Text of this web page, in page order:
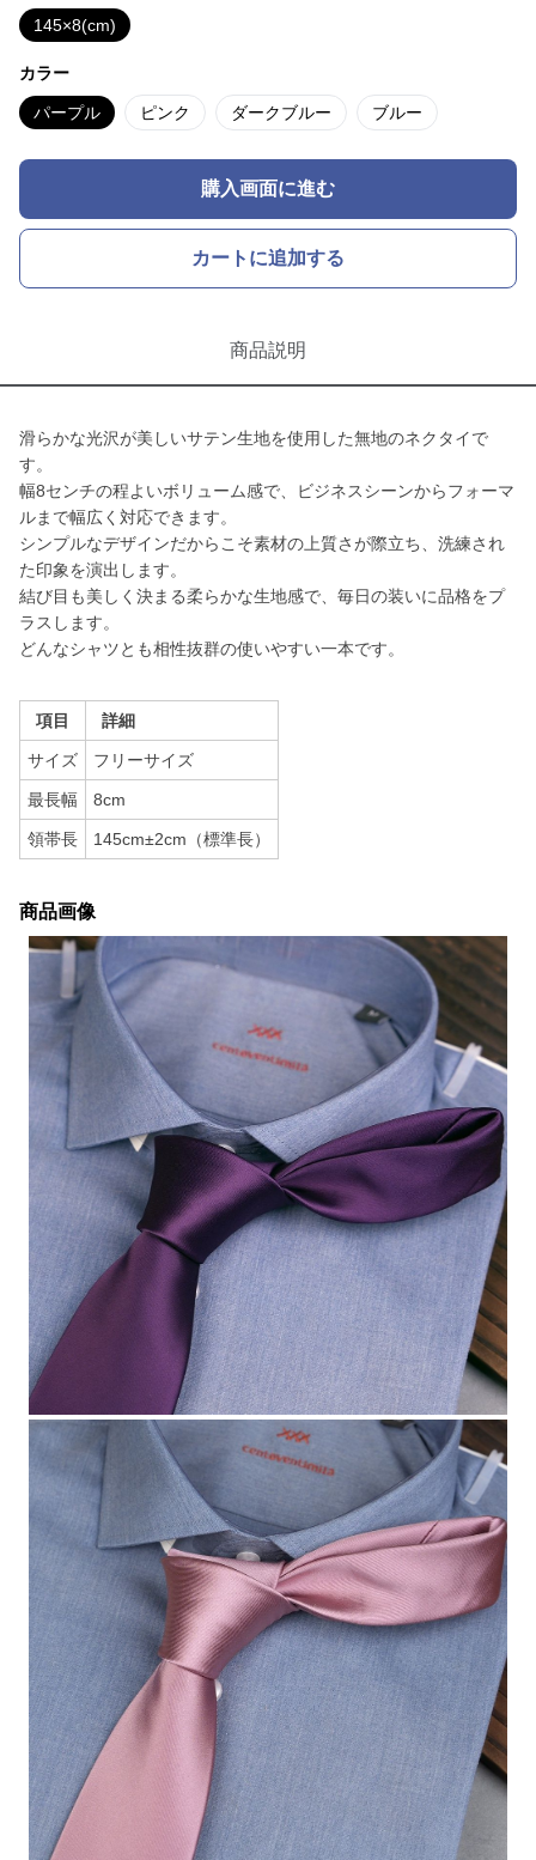
145×8(cm)
カラー
パープル ピンク ダークブルー ブルー
購入画面に進む
カートに追加する
商品説明
滑らかな光沢が美しいサテン生地を使用した無地のネクタイで
す。
幅8センチの程よいボリューム感で、ビジネスシーンからフォーマ
ルまで幅広く対応できます。
シンプルなデザインだからこそ素材の上質さが際立ち、洗練され
た印象を演出します。
結び目も美しく決まる柔らかな生地感で、毎日の装いに品格をプ
ラスします。
どんなシャツとも相性抜群の使いやすい一本です。
項目 詳細
サイズ フリーサイズ
最長幅 8cm
領帯長 145cm±2cm（標準長）
商品画像